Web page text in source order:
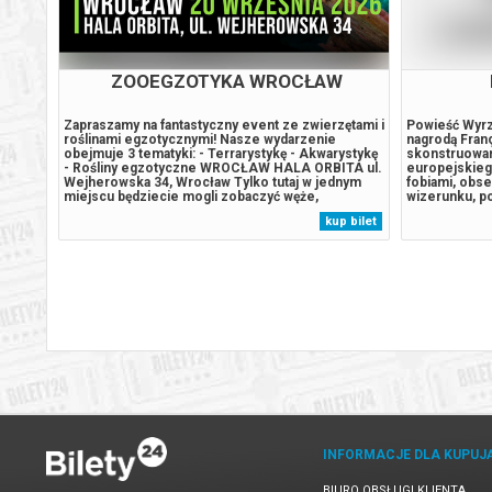
Niebo nad Normandią- przedpremiera
OPĘTANIE + TRASA PLAKATOWA
Pejzaż w kolorze sepi
ZOOEGZOTYKA WROCŁAW
Zapraszamy na fantastyczny event ze zwierzętami i
roślinami egzotycznymi! Nasze wydarzenie
obejmuje 3 tematyki: - Terrarystykę - Akwarystykę
- Rośliny egzotyczne WROCŁAW HALA ORBITA ul.
Wejherowska 34, Wrocław Tylko tutaj w jednym
miejscu będziecie mogli zobaczyć węże,
jaszczurki, żółwie, żaby, owady, ślimaki, mrówki,
pająki, ryby i rośliny z całego świata! Przyjdź na
zakupy związane ze światem egzotycznych...
kup bilet
Powieść
nagrodą
fobiami,
wizerunku,
Francja, rok
jej,
INFORMACJE DLA